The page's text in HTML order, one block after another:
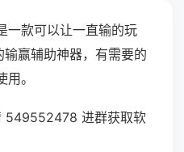
一款可以让一直输的玩
输赢辅助神器，有需要的
。
549552478 进群获取软